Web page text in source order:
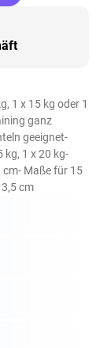
1 x 15 kg oder 1
ganz
geeignet-
kg, 1 x 20 kg-
cm- Maße für 15
cm